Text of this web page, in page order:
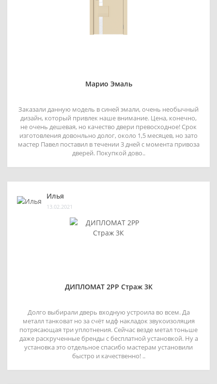
Марио Эмаль
Заказали данную модель в синей эмали, очень необычный
дизайн, который привлек наше внимание. Цена, конечно,
не очень дешевая, но качество двери превосходное! Срок
изготовления довонльно долог, около 1,5 месяцев, но зато
мастер Павел поставил в течении 3 дней с момента привоза
дверей. Покупкой дово..
Илья
13.02.2021
ДИПЛОМАТ 2РР Страж 3К
Долго выбирали дверь входную устроила во всем. Да
металл танковат но за счёт мдф накладок звукоизоляция
потрясающая три уплотнения. Сейчас везде метал тоньше
даже раскрученные бренды с бесплатной установкой. Ну а
установка это отдельное спасибо мастерам установили
быстро и качественно! ..